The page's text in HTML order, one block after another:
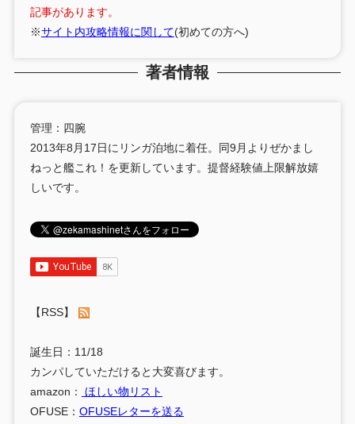
記事があります。
※サイト内攻略情報に関して(初めての方へ)
著者情報
管理：四腕
2013年8月17日にリンガ泊地に着任。同9月よりぜかまし
ねっと艦これ！を更新しています。提督経験値上限解放嬉
しいです。
【RSS】
誕生日：11/18
カンパしていただけると大変喜びます。
amazon：
ほしい物リスト
OFUSE： OFUSEレターを送る